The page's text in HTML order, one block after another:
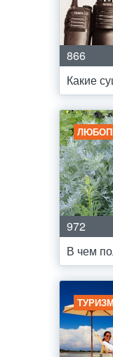
866
Какие
972
В чем